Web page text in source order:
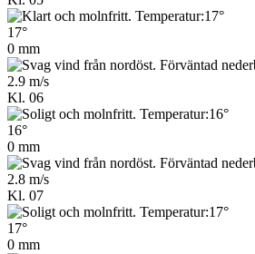
17°
0 mm
2.9 m/s
Kl. 06
16°
0 mm
2.8 m/s
Kl. 07
17°
0 mm